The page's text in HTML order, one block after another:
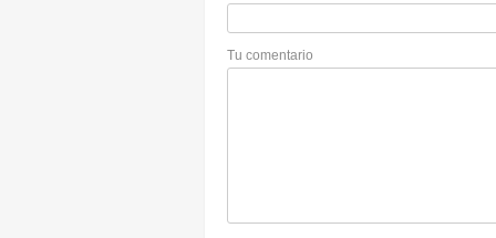
Tu comentario